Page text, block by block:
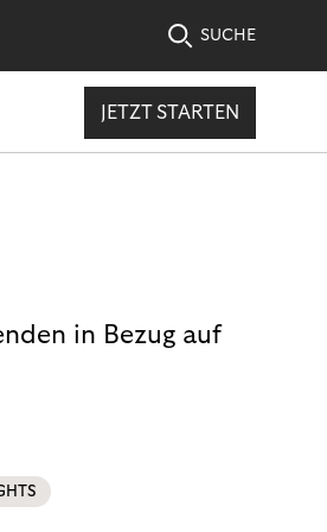
SUCHE
JETZT STARTEN
in Bezug auf